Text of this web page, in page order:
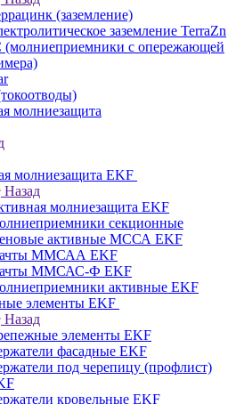
(заземление)
заземление TerraZn
с опережающей
молниезащита
молниезащита EKF
Назад
молниезащита EKF
секционные
активные МССА EKF
ММСАА EKF
ММСАС-Ф EKF
активные EKF
элементы EKF
Назад
элементы EKF
фасадные EKF
под черепицу (профлист)
кровельные EKF